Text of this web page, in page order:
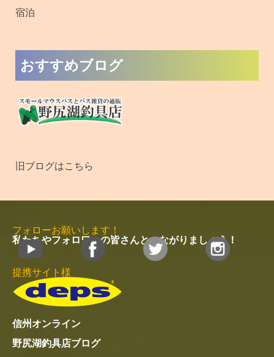
宿泊
おすすめブログ
旧ブログはこちら
フォローお願いします！
私たちやフォロワーの皆さんとつながりましょう！
提携サイト様
信州オンライン
野尻湖釣具店ブログ